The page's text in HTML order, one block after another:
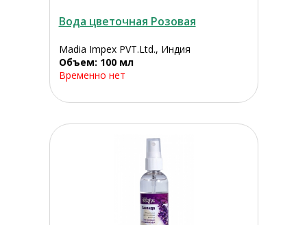
Вода цветочная Розовая
Madia Impex PVT.Ltd., Индия
Объем: 100 мл
Временно нет